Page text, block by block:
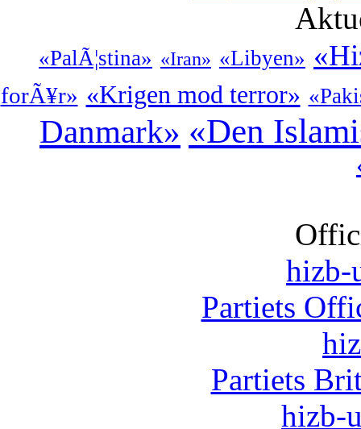
«PalÃ¦stina» «Iran» «Libyen»
forÃ¥r» «Krigen mod terror»
Danmark» «Den
hizb-
Partiets
Partiets
hizb-